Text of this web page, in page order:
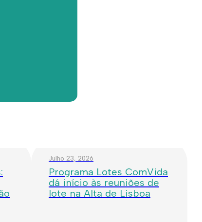
Julho 23, 2026
Programa Lotes ComVida
dá início às reuniões de
lote na Alta de Lisboa